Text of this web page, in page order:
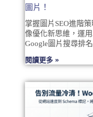
圖片！
掌握圖片SEO進階
像優化新思維，運
Google圖片搜尋排
閱讀更多 »